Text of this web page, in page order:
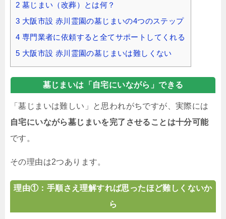
2 墓じまい（改葬）とは何？
3 大阪市設 赤川霊園の墓じまいの4つのステップ
4 専門業者に依頼すると全てサポートしてくれる
5 大阪市設 赤川霊園の墓じまいは難しくない
墓じまいは「自宅にいながら」できる
「墓じまいは難しい」と思われがちですが、実際には
自宅にいながら墓じまいを完了させることは十分可能
です。
その理由は2つあります。
理由①：手順さえ理解すれば思ったほど難しくないか
ら